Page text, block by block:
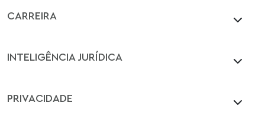
CARREIRA
INTELIGÊNCIA JURÍDICA
PRIVACIDADE